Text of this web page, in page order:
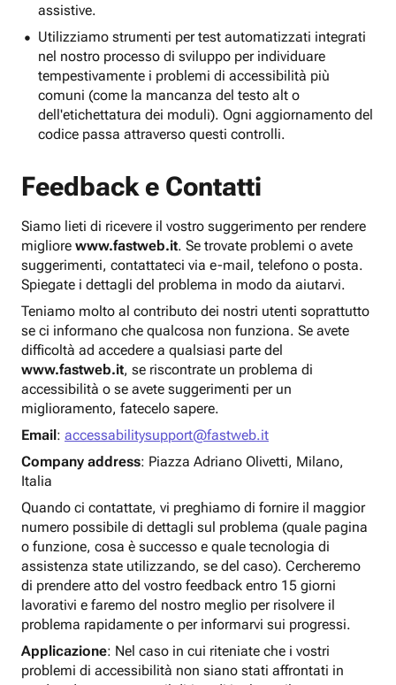
assistive.
Utilizziamo strumenti per test automatizzati integrati
nel nostro processo di sviluppo per individuare
tempestivamente i problemi di accessibilità più
comuni (come la mancanza del testo alt o
dell'etichettatura dei moduli). Ogni aggiornamento del
codice passa attraverso questi controlli.
Feedback e Contatti
Siamo lieti di ricevere il vostro suggerimento per rendere
migliore www.fastweb.it. Se trovate problemi o avete
suggerimenti, contattateci via e-mail, telefono o posta.
Spiegate i dettagli del problema in modo da aiutarvi.
Teniamo molto al contributo dei nostri utenti soprattutto
se ci informano che qualcosa non funziona. Se avete
difficoltà ad accedere a qualsiasi parte del
www.fastweb.it, se riscontrate un problema di
accessibilità o se avete suggerimenti per un
miglioramento, fatecelo sapere.
Email: accessabilitysupport@fastweb.it
Company address: Piazza Adriano Olivetti, Milano,
Italia
Quando ci contattate, vi preghiamo di fornire il maggior
numero possibile di dettagli sul problema (quale pagina
o funzione, cosa è successo e quale tecnologia di
assistenza state utilizzando, se del caso). Cercheremo
di prendere atto del vostro feedback entro 15 giorni
lavorativi e faremo del nostro meglio per risolvere il
problema rapidamente o per informarvi sui progressi.
Applicazione: Nel caso in cui riteniate che i vostri
problemi di accessibilità non siano stati affrontati in